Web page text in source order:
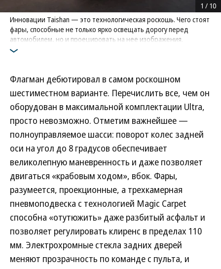
Инновации Taishan — это технологическая роскошь. Чего стоят
фары, способные не только ярко освещать дорогу перед
автомобилем, но и проецировать на нее изображения.
А электроприводы дверей сами обнаруживают препятствия,
1 / 10
Флагман дебютировал в самом роскошном
шестиместном варианте. Перечислить все, чем он
оборудован в максимальной комплектации Ultra,
просто невозможно. Отметим важнейшее —
полноуправляемое шасси: поворот колес задней
оси на угол до 8 градусов обеспечивает
великолепную маневренность и даже позволяет
двигаться «крабовым ходом», вбок. Фары,
разумеется, проекционные, а трехкамерная
пневмоподвеска с технологией Magic Carpet
способна «отутюжить» даже разбитый асфальт и
позволяет регулировать клиренс в пределах 110
мм. Электрохромные стекла задних дверей
меняют прозрачность по команде с пульта, и